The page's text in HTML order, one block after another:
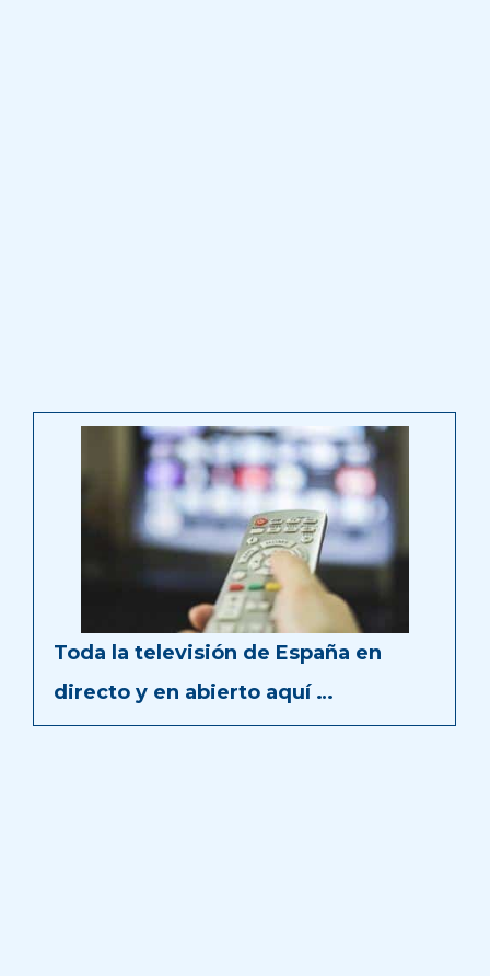
Toda la televisión de España en
directo y en abierto aquí …